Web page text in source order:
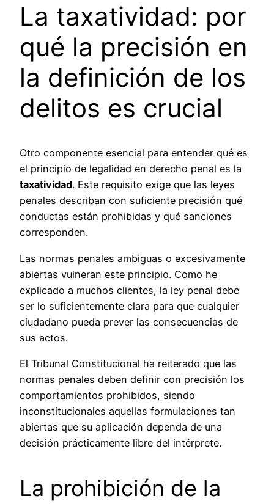
La taxatividad: por
qué la precisión en
la definición de los
delitos es crucial
Otro componente esencial para entender qué es
el principio de legalidad en derecho penal es la
taxatividad. Este requisito exige que las leyes
penales describan con suficiente precisión qué
conductas están prohibidas y qué sanciones
corresponden.
Las normas penales ambiguas o excesivamente
abiertas vulneran este principio. Como he
explicado a muchos clientes, la ley penal debe
ser lo suficientemente clara para que cualquier
ciudadano pueda prever las consecuencias de
sus actos.
El Tribunal Constitucional ha reiterado que las
normas penales deben definir con precisión los
comportamientos prohibidos, siendo
inconstitucionales aquellas formulaciones tan
abiertas que su aplicación dependa de una
decisión prácticamente libre del intérprete.
La prohibición de la